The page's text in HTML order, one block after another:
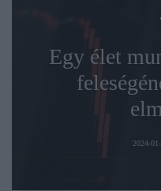
Egy élet
2024-